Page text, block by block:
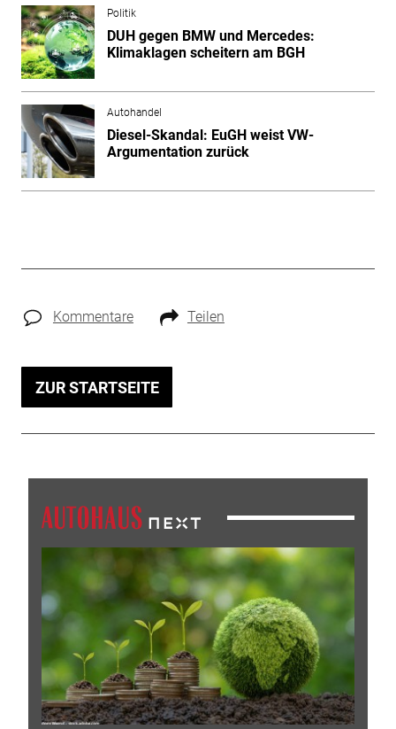
Politik
DUH gegen BMW und Mercedes:
Klimaklagen scheitern am BGH
Autohandel
Diesel-Skandal: EuGH weist VW-
Argumentation zurück
Kommentare Teilen
ZUR STARTSEITE